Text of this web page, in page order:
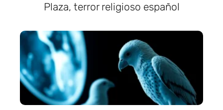
Plaza, terror religioso español